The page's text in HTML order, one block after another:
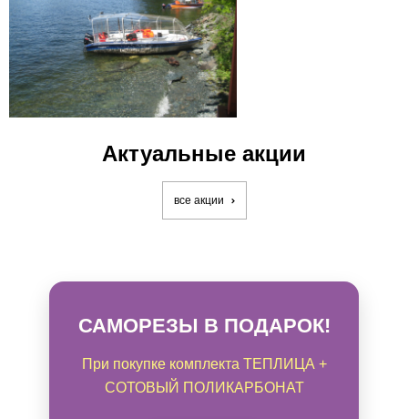
Актуальные акции
все акции
САМОРЕЗЫ В ПОДАРОК!
При покупке комплекта ТЕПЛИЦА +
СОТОВЫЙ ПОЛИКАРБОНАТ